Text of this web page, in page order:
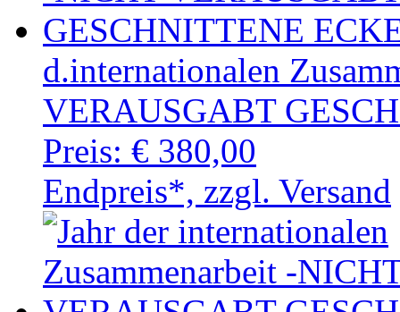
d.internationalen
VERAUSGABT
Preis: € 380,00
Endpreis*, zzgl. Versand